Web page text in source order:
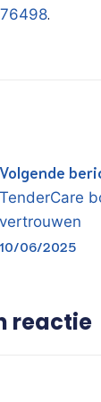
Volgende
TenderCare
vertrouwen
10/06/2025
reactie